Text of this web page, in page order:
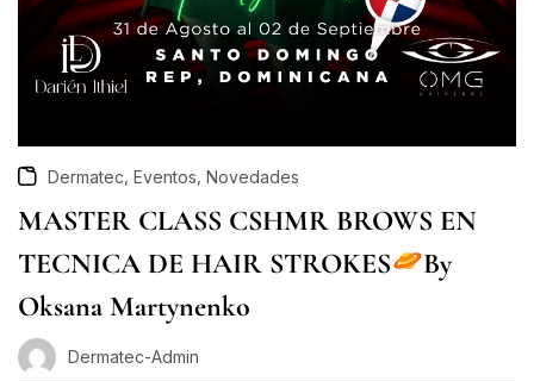
Dermatec Eventos Novedades
MASTER CLASS CSHMR BROWS EN
TECNICA DE HAIR STROKES
By
Oksana Martynenko
Dermatec-Admin